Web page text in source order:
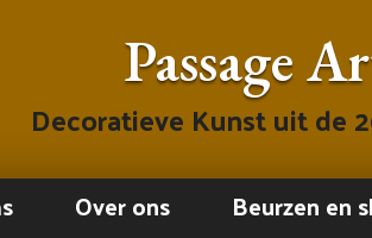
Passage
Decoratieve Kunst uit de
Over ons Beurzen en